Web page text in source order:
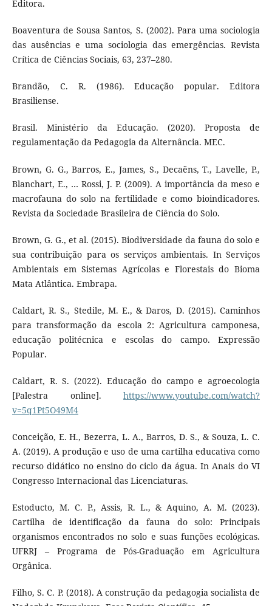
Editora.
Boaventura de Sousa Santos, S. (2002). Para uma sociologia
das ausências e uma sociologia das emergências. Revista
Crítica de Ciências Sociais, 63, 237–280.
Brandão, C. R. (1986). Educação popular. Editora
Brasiliense.
Brasil. Ministério da Educação. (2020). Proposta de
regulamentação da Pedagogia da Alternância. MEC.
Brown, G. G., Barros, E., James, S., Decaëns, T., Lavelle, P.,
Blanchart, E., … Rossi, J. P. (2009). A importância da meso e
macrofauna do solo na fertilidade e como bioindicadores.
Revista da Sociedade Brasileira de Ciência do Solo.
Brown, G. G., et al. (2015). Biodiversidade da fauna do solo e
sua contribuição para os serviços ambientais. In Serviços
Ambientais em Sistemas Agrícolas e Florestais do Bioma
Mata Atlântica. Embrapa.
Caldart, R. S., Stedile, M. E., & Daros, D. (2015). Caminhos
para transformação da escola 2: Agricultura camponesa,
educação politécnica e escolas do campo. Expressão
Popular.
Caldart, R. S. (2022). Educação do campo e agroecologia
[Palestra online].https://www.youtube.com/watch?
v=5q1Pt5O49M4
Conceição, E. H., Bezerra, L. A., Barros, D. S., & Souza, L. C.
A. (2019). A produção e uso de uma cartilha educativa como
recurso didático no ensino do ciclo da água. In Anais do VI
Congresso Internacional das Licenciaturas.
Estoducto, M. C. P., Assis, R. L., & Aquino, A. M. (2023).
Cartilha de identificação da fauna do solo: Principais
organismos encontrados no solo e suas funções ecológicas.
UFRRJ – Programa de Pós-Graduação em Agricultura
Orgânica.
Filho, S. C. P. (2018). A construção da pedagogia socialista de